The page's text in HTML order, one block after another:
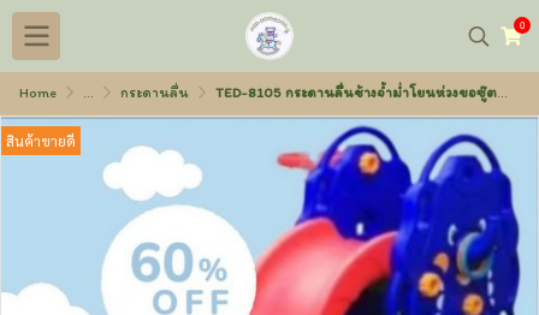
0
Home ... กระดานลื่น TED-8105 กระดานลื่นช้างจ้ำม่ำโยนห่วงขอซู๊ต พลาสติก
สินค้าขายดี